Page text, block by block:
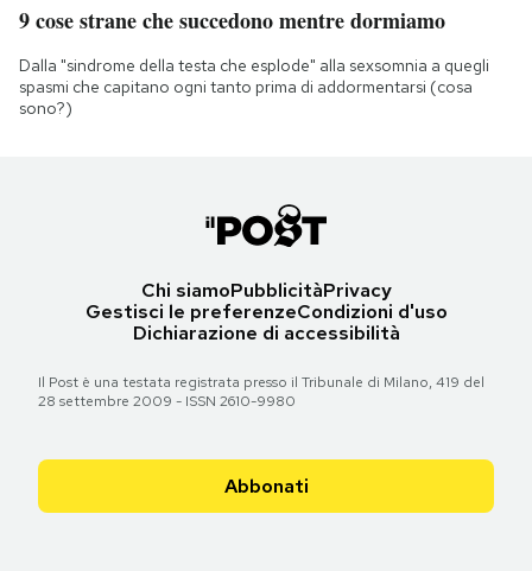
9 cose strane che succedono mentre dormiamo
Dalla "sindrome della testa che esplode" alla sexsomnia a quegli
spasmi che capitano ogni tanto prima di addormentarsi (cosa
sono?)
Chi siamoPubblicitàPrivacy
Gestisci le preferenzeCondizioni d'uso
Dichiarazione di accessibilità
Il Post è una testata registrata presso il Tribunale di Milano, 419 del
28 settembre 2009 - ISSN 2610-9980
Abbonati